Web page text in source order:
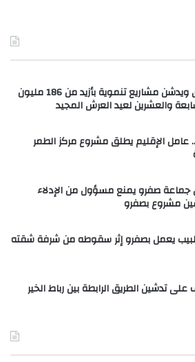
عامل إقليم صفرو يطلق ويدشن مشاريع تنموية بأزيد من 186 مليون
والعشرين لعيد العرش المجيد
عامل الإقليم يطلق مشروع مركز الطمر
جماعة صفرو يمنع مسؤول من الإدلاء
مشروع بصفرو
يعمل بصفرو إثر سقوطه من شرفة شقته
تدشين الطريق الرابطة بين رباط الخير